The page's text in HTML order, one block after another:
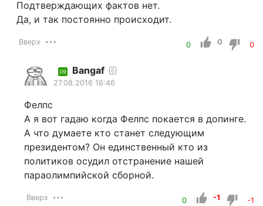
Подтверждающих фактов нет.
Да, и так постоянно происходит.
Вверх 0 0 0
09 Bangaf 6
27.08.2016 16:46
Фелпс
А я вот гадаю когда Фелпс покается в допинге.
А что думаете кто станет следующим
президентом? Он единственный кто из
политиков осудил отстранение нашей
параолимпийской сборной.
Вверх 0 -1 -1